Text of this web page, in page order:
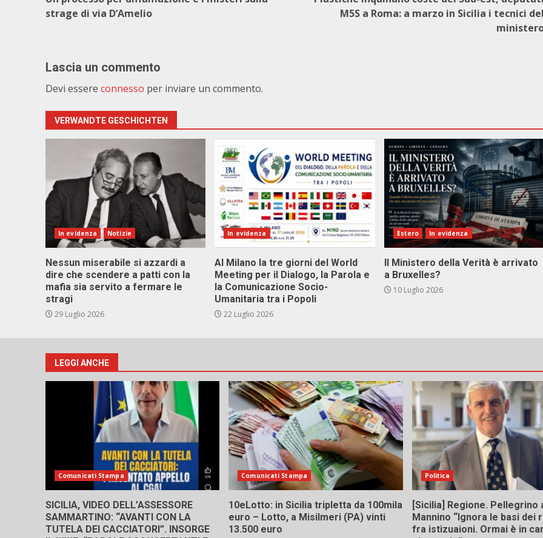
strage di via D’Amelio
M5S a Roma: a marzo in Sicilia i tecnici
Lascia un commento
Devi essere connesso per inviare un commento.
VERWANDTE GESCHICHTEN
In evidenza Notizie
Nessun miserabile si azzardi a
dire che scendere a patti con la
mafia sia servito a fermare le
stragi
29 Luglio 2026
In evidenza
Al Milano la tre giorni del World
Meeting per il Dialogo, la Parola e
la Comunicazione Socio-
Umanitaria tra i Popoli
22 Luglio 2026
Estero In evidenza
Il Ministero della Verità è arrivato
a Bruxelles?
10 Luglio 2026
LEGGI ANCHE
Comunicati Stampa
SICILIA, VIDEO DELL’ASSESSORE
SAMMARTINO: “AVANTI CON LA
TUTELA DEI CACCIATORI”. INSORGE
Comunicati Stampa
10eLotto: in Sicilia tripletta da 100mila
euro – Lotto, a Misilmeri (PA) vinti
13.500 euro
Politica
[Sicilia] Regione. Pellegrino
Mannino “Ignora le basi dei
fra istizuaioni. Ormai è in